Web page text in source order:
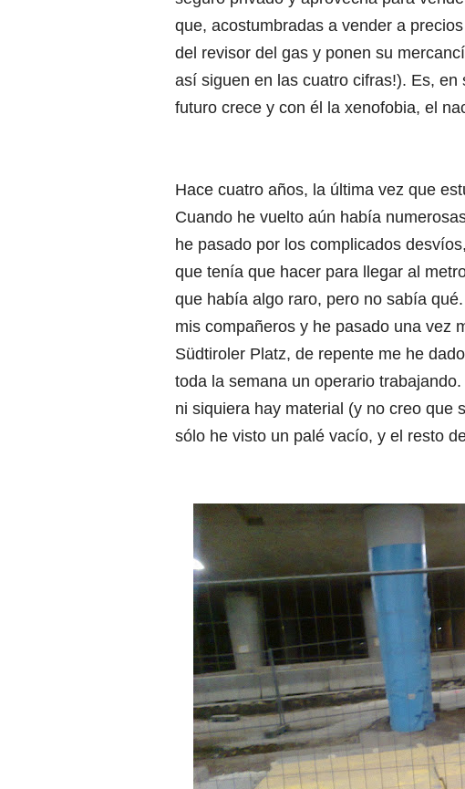
que, acostumbradas a vender a
del revisor del gas y ponen su
así siguen en las cuatro cifras!). Es,
futuro crece y con él la xenofobia, el
Hace cuatro años, la última vez que
Cuando he vuelto aún había
he pasado por los complicados
que tenía que hacer para llegar al
que había algo raro, pero no sabía
mis compañeros y he pasado una vez
Südtiroler Platz, de repente me he
toda la semana un operario
ni siquiera hay material (y no creo que
sólo he visto un palé vacío, y el resto